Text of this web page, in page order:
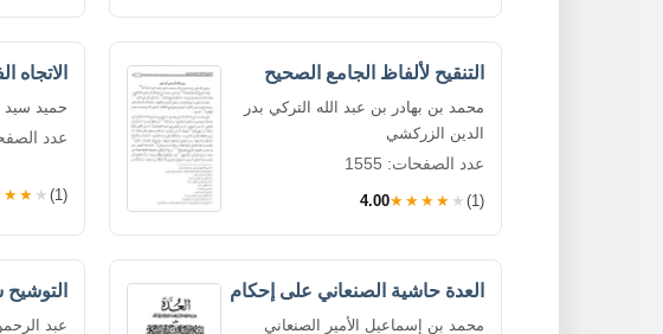
التنقيح لألفاظ الجامع الصحيح
محمد بن بهادر بن عبد الله التركي بدر
الدين الزركشي
عدد الصفحات: 1555
4.00★★★★★ (1)
الاتجاه
حميد
عدد
(1)
العدة حاشية الصنعاني على إحكام
محمد بن إسماعيل الأمير الصنعاني عبد